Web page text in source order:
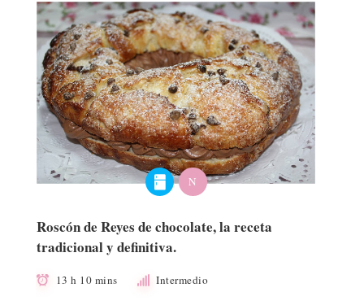
N
Roscón de Reyes de chocolate, la receta
tradicional y definitiva.
13 h 10 mins Intermedio